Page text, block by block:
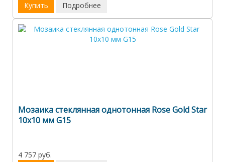
Купить
Подробнее
Мозаика стеклянная однотонная Rose Gold Star
10х10 мм G15
4 757 руб.